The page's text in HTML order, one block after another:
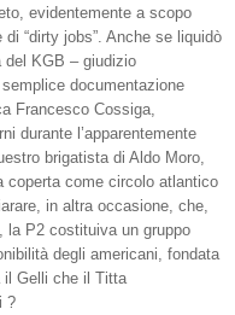
evidentemente a scopo
“dirty jobs”. Anche se liquidò
del KGB – giudizio
documentazione
Francesco Cossiga,
durante l’apparentemente
brigatista di Aldo Moro,
coperta come circolo atlantico
in altra occasione, che,
la P2 costituiva un gruppo
degli americani, fondata
il Gelli che il Titta
?